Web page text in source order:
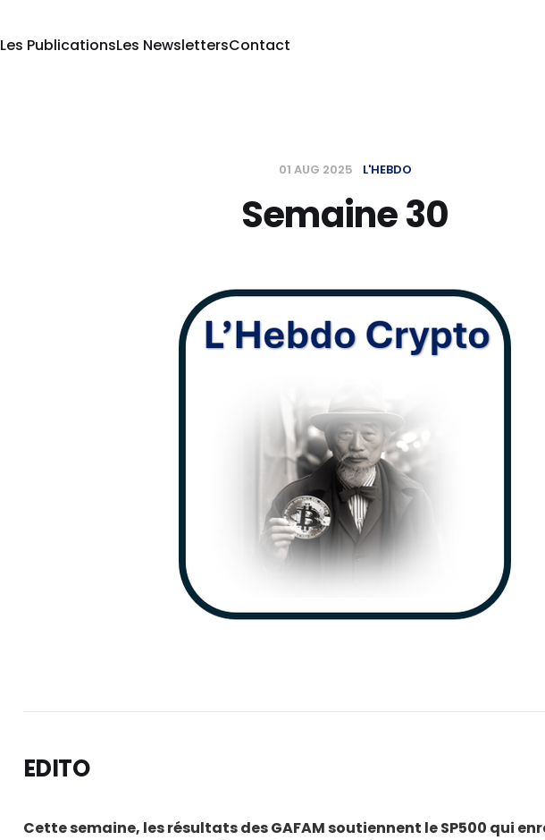
Les PublicationsLes NewslettersContact
01 AUG 2025 L'HEBDO
Semaine 30
EDITO
Cette semaine, les résultats des GAFAM soutiennent le SP500 qui